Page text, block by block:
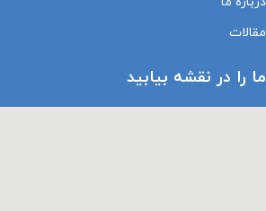
مقالات
ما را در نقشه بیابید